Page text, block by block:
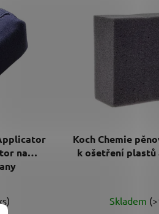
na
Koch Chemie
k ošetření plastů
Skladem